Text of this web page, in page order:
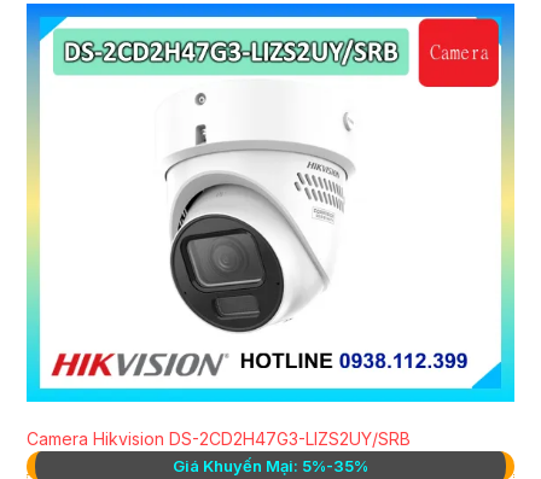
Camera Hikvision DS-2CD2H47G3-LIZS2UY/SRB
Giá Khuyến Mại: 5%-35%